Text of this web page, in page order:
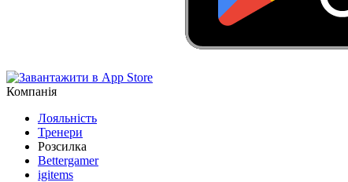
Компанія
Лояльність
Тренери
Розсилка
Bettergamer
igitems